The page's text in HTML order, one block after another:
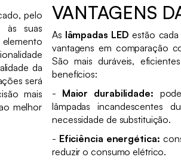
pelo
às suas
da
será
mais
melhor
VANTAGENS
As lâmpadas LED estão
vantagens em comparação
São mais duráveis,
benefícios:
- Maior durabilidade:
lâmpadas incandescentes
necessidade de substituição.
- Eficiência energética:
reduzir o consumo elétrico.